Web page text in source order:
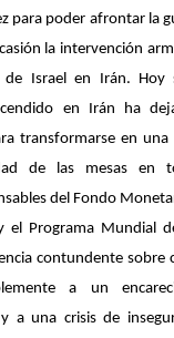
para poder afrontar la
la intervención
de Israel en Irán. Hoy
en Irán ha
transformarse en una
de las mesas en
del Fondo
el Programa Mundial
contundente sobre
a un
a una crisis de